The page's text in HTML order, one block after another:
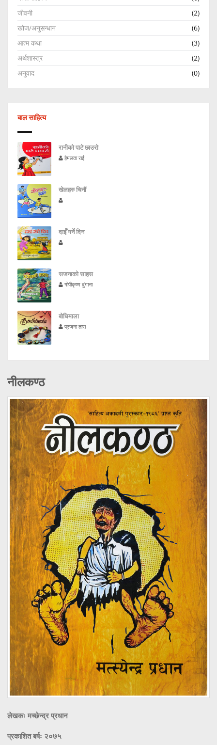
जीवनी
(2)
खोज/अनुसन्धान
(6)
आत्म कथा
(3)
अर्थशास्त्र
(2)
अनुवाद
(0)
बाल साहित्य
रानीको पाटे छाउरो
हेमलता राई
खेलहरु चिनौं
दाईँ गर्ने दिन
सजनाको साहस
गोपीकृष्ण दुंगाना
बोधिमाला
प्रजना तारा
नीलकण्ठ
लेखकः मच्छेन्द्र प्रधान
प्रकाशित बर्षः २०७५